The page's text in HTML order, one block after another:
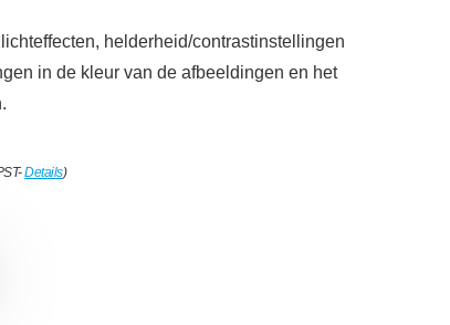
helderheid/contrastinstellingen
in de kleur van de afbeeldingen en het
Details)